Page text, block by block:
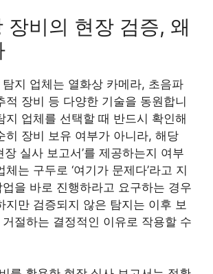
장비의 현장 검증, 왜
지 업체는 열화상 카메라, 초음파
적 장비 등 다양한 기술을 동원합니
지 업체를 선택할 때 반드시 확인해
히 장비 보유 여부가 아니라, 해당
장 실사 보고서’를 제공하는지 여부
는 구두로 ‘여기가 문제다’라고 지
을 바로 진행하라고 요구하는 경우
지만 검증되지 않은 탐지는 이후 보
절하는 결정적인 이유로 작용할 수